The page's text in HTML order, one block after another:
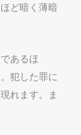
ど暗く薄暗
あるほ
犯した罪に
れます。ま